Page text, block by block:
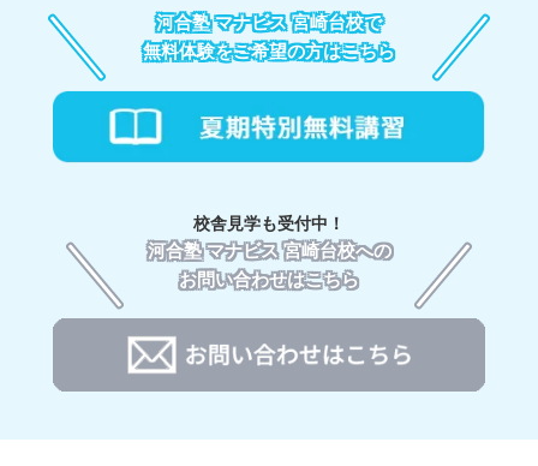
3.受講料：お取りいただく講座によって金額が変わりま
す。
講座の種類にもよりますが、目安として「45分×1講」に
つき1,910円（税込）、「60分×1講」につき2,550円（税
込）、「90分×1講」につき3,820円（税込）となり、そ
れに各講座の講数を乗じた金額となります。例えば、
能です。（一部ローン払いをお取扱いしていない校舎が
あります。）また一部の校舎にて「クレジットカード払
い」を受け付けております。
志望校や成績から、一人ひとりに合った学習プランをご提案
詳細は河合塾 マナビス各校舎にお問い合わせください。
河合塾 マナビスは現役合格のための、大学受験に特化し
た塾。
河合塾講師の受験テクニック満載の映像授業と、
最新の受験傾向が反映されたテキスト、河合塾ならでは
の受験のノウハウ、すべての相乗効果と共に、受験指導
のプロであるアドバイザーによる一人ひとりに合ったサ
ポートが受けられます。
様々な経験を持つアドバイザー(社員)が生徒一人ひとり
に対して担当につくので、高校生活や学習法、将来の進
路についてもじっくり相談できます。また、アドバイザ
ーのフォローのもと、
学習状況や目標に応じて、学習プ
ランを見直し、志望校合格に向けて、迷わず学習を進め
られます。
力で質・量の両方とも充実した状態でやってくれていま
す。1日13時以上学習できる環境が整っていますので緊
張感をもって学習できます。先輩達が醸し出すピリリと
した空気感の中、是非みなさんも本番に近い状態で励ん
で下さい。
詳細は校舎までお問い合わせください。
校舎見学も受付中！
河合塾 マナビス 宮崎台校への
お問い合わせはこちら
河合塾 マナビス 宮崎台校で
無料体験をご希望の方はこちら